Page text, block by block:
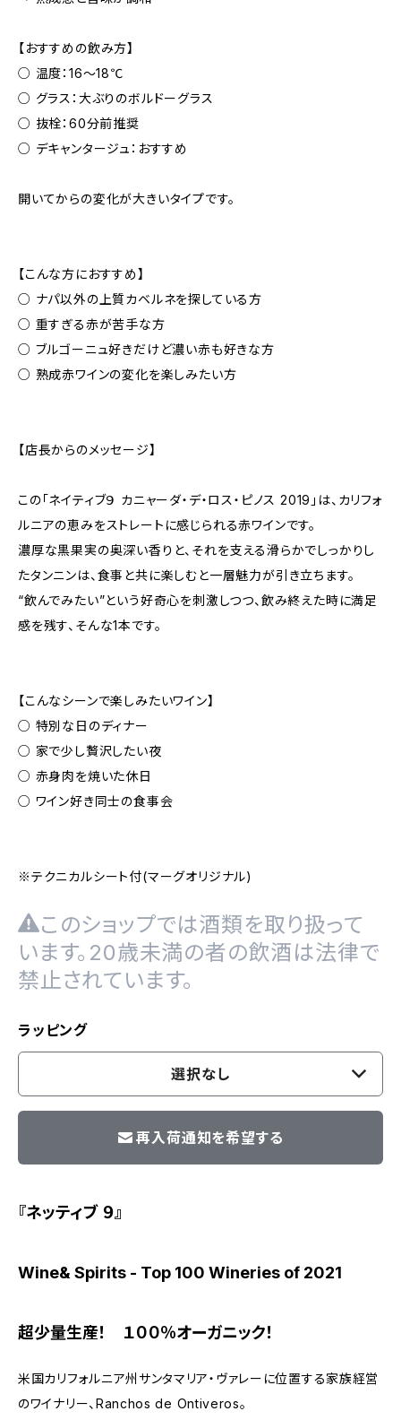
【おすすめの飲み方】
○ 温度：16〜18℃
○ グラス：大ぶりのボルドーグラス
○ 抜栓：60分前推奨
○ デキャンタージュ：おすすめ
開いてからの変化が大きいタイプです。
【こんな方におすすめ】
○ ナパ以外の上質カベルネを探している方
○ 重すぎる赤が苦手な方
○ ブルゴーニュ好きだけど濃い赤も好きな方
○ 熟成赤ワインの変化を楽しみたい方
【店長からのメッセージ】
この「ネイティブ９ カニャーダ・デ・ロス・ピノス 2019」は、カリフォ
ルニアの恵みをストレートに感じられる赤ワインです。
濃厚な黒果実の奥深い香りと、それを支える滑らかでしっかりし
たタンニンは、食事と共に楽しむと一層魅力が引き立ちます。
“飲んでみたい”という好奇心を刺激しつつ、飲み終えた時に満足
感を残す、そんな1本です。
【こんなシーンで楽しみたいワイン】
○ 特別な日のディナー
○ 家で少し贅沢したい夜
○ 赤身肉を焼いた休日
○ ワイン好き同士の食事会
※テクニカルシート付(マーグオリジナル)
このショップでは酒類を取り扱って
います。20歳未満の者の飲酒は法律で
禁止されています。
ラッピング
選択なし
再入荷通知を希望する
『ネッティブ ９』
Wine& Spirits - Top 100 Wineries of 2021
超少量生産！ １００％オーガニック！
米国カリフォルニア州サンタマリア・ヴァレーに位置する家族経営
のワイナリー、Ranchos de Ontiveros。